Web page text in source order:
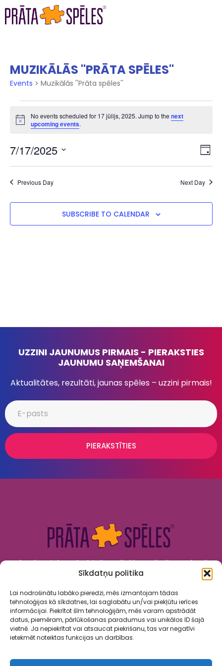
Sīkdatņu politika
Lai nodrošinātu labāko pieredzi, mēs izmantojam tādas
tehnoloģijas kā sīkdatnes, lai saglabātu un/vai piekļūtu ierīces
informācijai. Piekrītot šīm tehnoloģijām, mēs varam apstrādāt
datus, piemēram, pārlūkošanas paradumus vai unikālos ID šajā
vietnē. Ja nepiekrītat vai atsaucat piekrišanu, tas var negatīvi
ietekmēt noteiktas funkcijas un darbības.
MUZIKĀLĀS ''PRĀTA SPĒLES''
Events Muzikālās ''Prāta spēles''
Notice
No events scheduled for 17 jūlijs, 2025. Jump to thenext
upcoming events.
DAY
7/17/2025
Previous Day Next Day
SUBSCRIBE TO CALENDAR
UZZINI JAUNUMUS PIRMAIS - PIERAKSTIES
JAUNUMU SAŅEMŠANAI
Aktualitātes, rezultāti, jaunas spēles – uzzini pirmais!
PIERAKSTĪTIES
Kad prāts tiek nodarbināts, cilvēks attīstās. Kad prāts
tiek izklaidēts, cilvēks jūtas priecīgs un laimīgs. “Prāta